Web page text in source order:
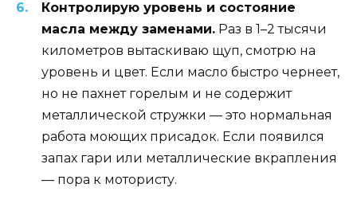
Контролирую уровень и состояние
масла между заменами. Раз в 1–2 тысячи
километров вытаскиваю щуп, смотрю на
уровень и цвет. Если масло быстро чернеет,
но не пахнет горелым и не содержит
металлической стружки — это нормальная
работа моющих присадок. Если появился
запах гари или металлические вкрапления
— пора к мотористу.